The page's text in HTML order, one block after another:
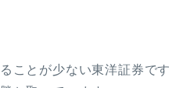
ことが少ない東洋証券です